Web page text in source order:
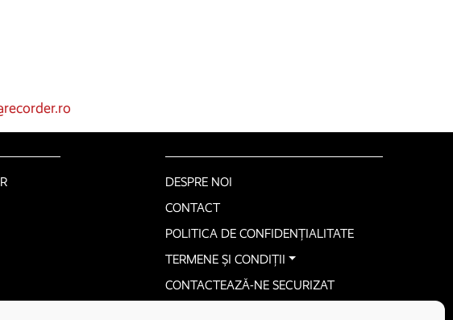
DESPRE NOI
CONTACT
POLITICA DE CONFIDENȚIALITATE
TERMENE ȘI CONDIȚII
CONTACTEAZĂ-NE SECURIZAT